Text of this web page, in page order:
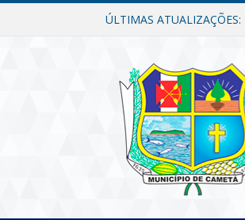
ÚLTIMAS ATUALIZAÇÕES: